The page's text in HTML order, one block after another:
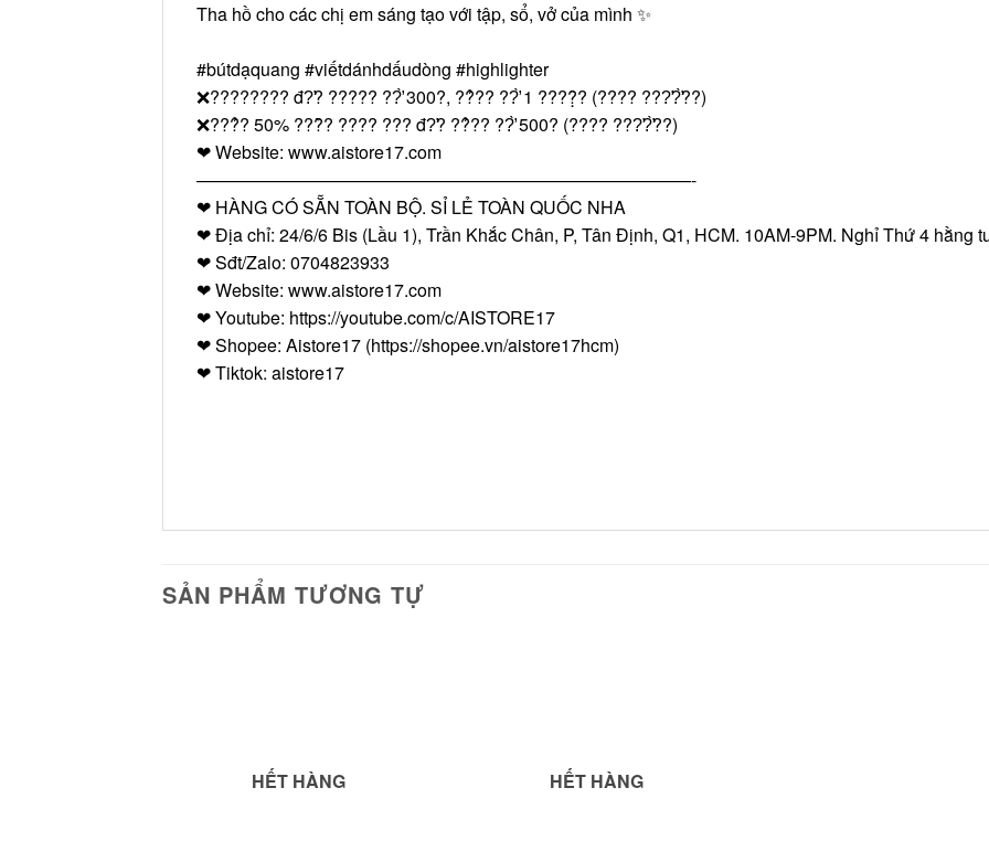
Tha hồ cho các chị em sáng tạo với tập, sổ, vở của mình ✨
#bútdạquang #viếtdánhdấudòng #highlighter
❌???????? đ?̛? ????? ??̛̀ 300?, ??̉?? ??̛̀ 1 ????̣̂? (???? ???̛?̛̀??)
❌???̉? 50% ???̂̀? ???? ??? đ?̛? ??̉?? ??̛̀ 500? (???? ???̛?̛̀??)
❤ Website: www.aistore17.com
————————————————————————————-
❤ HÀNG CÓ SẴN TOÀN BỘ. SỈ LẺ TOÀN QUỐC NHA
❤ Địa chỉ: 24/6/6 Bis (Lầu 1), Trần Khắc Chân, P, Tân Định, Q1, HCM. 10AM-9PM. Nghỉ Thứ 4 hằng
❤ Sđt/Zalo: 0704823933
❤ Website: www.aistore17.com
❤ Youtube: https://youtube.com/c/AISTORE17
❤ Shopee: Aistore17 (https://shopee.vn/aistore17hcm)
❤ Tiktok: aistore17
SẢN PHẨM TƯƠNG TỰ
HẾT HÀNG HẾT HÀNG